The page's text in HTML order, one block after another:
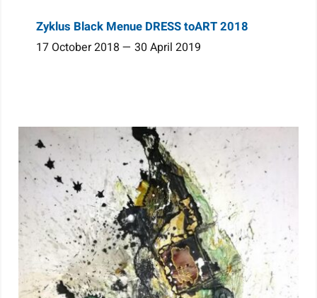
Zyklus Black Menue DRESS toART 2018
17 October 2018 — 30 April 2019